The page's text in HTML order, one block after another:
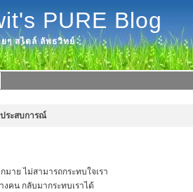
PURE Blog
ๆ สไตล์ ลัพธวิทย์
ระสบการณ์
าย ไม่สามารถกระทบใจเรา
คน กลับมากระทบเราได้